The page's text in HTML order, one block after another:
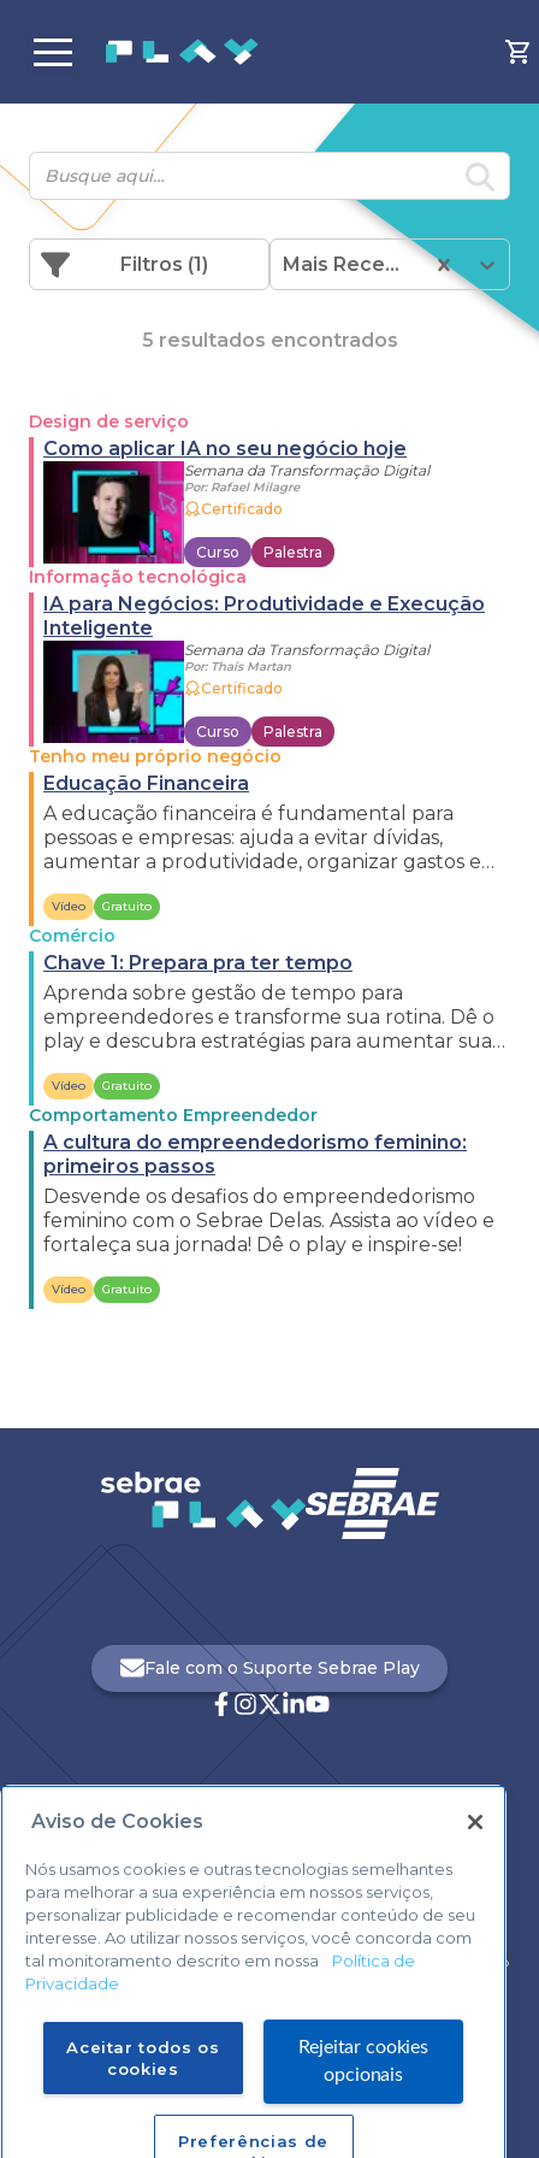
Filtros (1) Mais Recentes
5 resultados encontrados
Design de serviço
Como aplicar IA no seu negócio hoje
Semana da Transformação Digital
Por: Rafael Milagre
Certificado
Curso Palestra
Informação tecnológica
IA para Negócios: Produtividade e Execução
Inteligente
Semana da Transformação Digital
Por: Thaís Martan
Certificado
Curso Palestra
Tenho meu próprio negócio
Educação Financeira
A educação financeira é fundamental para
pessoas e empresas: ajuda a evitar dívidas,
aumentar a produtividade, organizar gastos e
Vídeo Gratuito
Comércio
Chave 1: Prepara pra ter tempo
Aprenda sobre gestão de tempo para
empreendedores e transforme sua rotina. Dê o
play e descubra estratégias para aumentar sua
Vídeo Gratuito
Comportamento Empreendedor
A cultura do empreendedorismo feminino:
primeiros passos
Desvende os desafios do empreendedorismo
feminino com o Sebrae Delas. Assista ao vídeo e
fortaleça sua jornada! Dê o play e inspire-se!
Vídeo Gratuito
0800 570 0800
Fale com o Suporte Sebrae Play
Voltar ao topo
Aviso de Cookies
Nós usamos cookies e outras tecnologias semelhantes
para melhorar a sua experiência em nossos serviços,
personalizar publicidade e recomendar conteúdo de seu
interesse. Ao utilizar nossos serviços, você concorda com
tal monitoramento descrito em nossa
Política de
Privacidade
Aceitar todos os
cookies
Rejeitar cookies
opcionais
Preferências de